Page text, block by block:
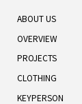
ABOUT US
OVERVIEW
PROJECTS
CLOTHING
KEYPERSON